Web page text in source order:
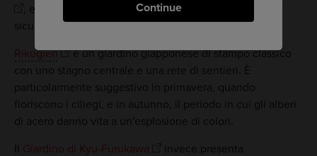
Continue
, entrambi situati vicino a Ikebukuro, meritano
sicuramente una visita.
Rikugien
è un giardino giapponese di stampo classico
con uno stagno centrale e una rete di sentieri. È
particolarmente suggestivo in primavera, quando
fioriscono i ciliegi, e in autunno, il periodo in cui gli alberi
di acero danno vita a un'esplosione di colori.
Giardino di Kyu-Furukawa
invece presenta